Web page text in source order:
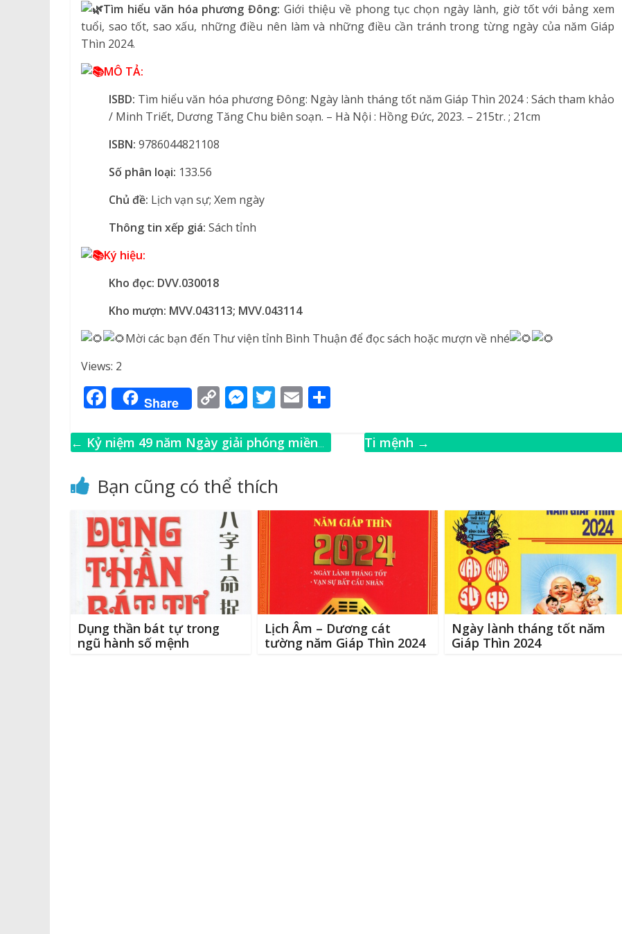
Tìm hiểu văn hóa phương Đông: Giới thiệu về phong tục chọn ngày lành, giờ tốt với bảng xem
tuổi, sao tốt, sao xấu, những điều nên làm và những điều cần tránh trong từng ngày của năm Giáp
Thìn 2024.
MÔ TẢ:
ISBD: Tìm hiểu văn hóa phương Đông: Ngày lành tháng tốt năm Giáp Thìn 2024 : Sách tham khảo
/ Minh Triết, Dương Tăng Chu biên soạn. – Hà Nội : Hồng Đức, 2023. – 215tr. ; 21cm
ISBN: 9786044821108
Số phân loại: 133.56
Chủ đề: Lịch vạn sự; Xem ngày
Thông tin xếp giá: Sách tỉnh
Ký hiệu:
Kho đọc: DVV.030018
Kho mượn: MVV.043113; MVV.043114
Mời các bạn đến Thư viện tỉnh Bình Thuận để đọc sách hoặc mượn về nhé
Views: 2
F
a
c
b
o
k
Share C
p
Li
n
k
M
ss
n
g
T
it
r
E
ai ar
← Kỷ niệm 49 năm Ngày giải phóng miền
30/4/2024)
Ti mệnh →
Bạn cũng có thể thích
Dụng thần bát tự trong
ngũ hành số mệnh
Lịch Âm – Dương cát
tường năm Giáp Thìn 2024
Ngày lành tháng tốt năm
Giáp Thìn 2024